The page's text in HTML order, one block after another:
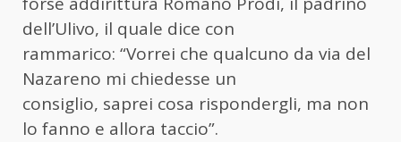
dell’Ulivo, il quale dice con
rammarico: “Vorrei che qualcuno da via del
Nazareno mi chiedesse un
consiglio, saprei cosa rispondergli, ma non
lo fanno e allora taccio”.